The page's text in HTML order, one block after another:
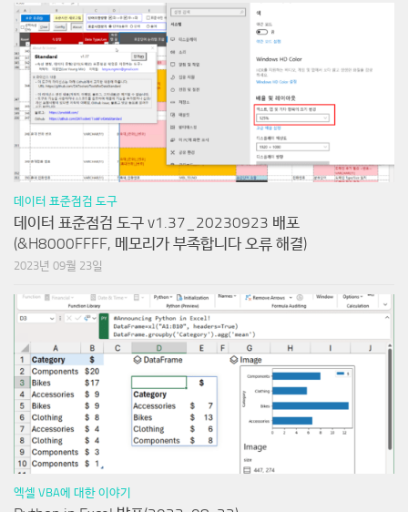
데이터 표준점검 도구
데이터 표준점검 도구 v1.37_20230923 배포
(&H8000FFFF, 메모리가 부족합니다 오류 해결)
2023년 09월 23일
엑셀 VBA에 대한 이야기